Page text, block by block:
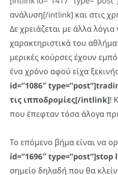
ανάλυση[/intlink] και στις
Δε χρειάζεται με άλλα
χαρακτηριστικά του
μερικές κούρσες έχουν
ένα χρόνο αφού είχα
id=”1086″
τις ιπποδρομίες[/intlink]!
που έπεφταν τόσα άλογα
Το επόμενο βήμα είναι να
id=”1696″
σημείο δηλαδή που θα